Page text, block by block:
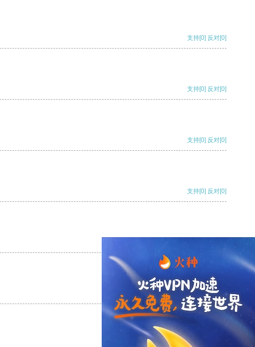
支持[0] 反对[0]
支持[0] 反对[0]
支持[0] 反对[0]
支持[0] 反对[0]
支持 [0] 反对 [0]
支持